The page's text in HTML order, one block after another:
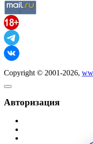
Copyright © 2001-2026,
Авторизация